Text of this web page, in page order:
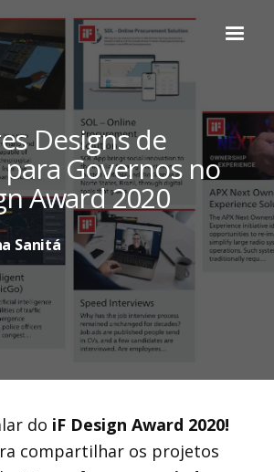
Designs de
para Governos no
Award 2020
Sanitá
do iF Design Award 2020!
compartilhar os projetos